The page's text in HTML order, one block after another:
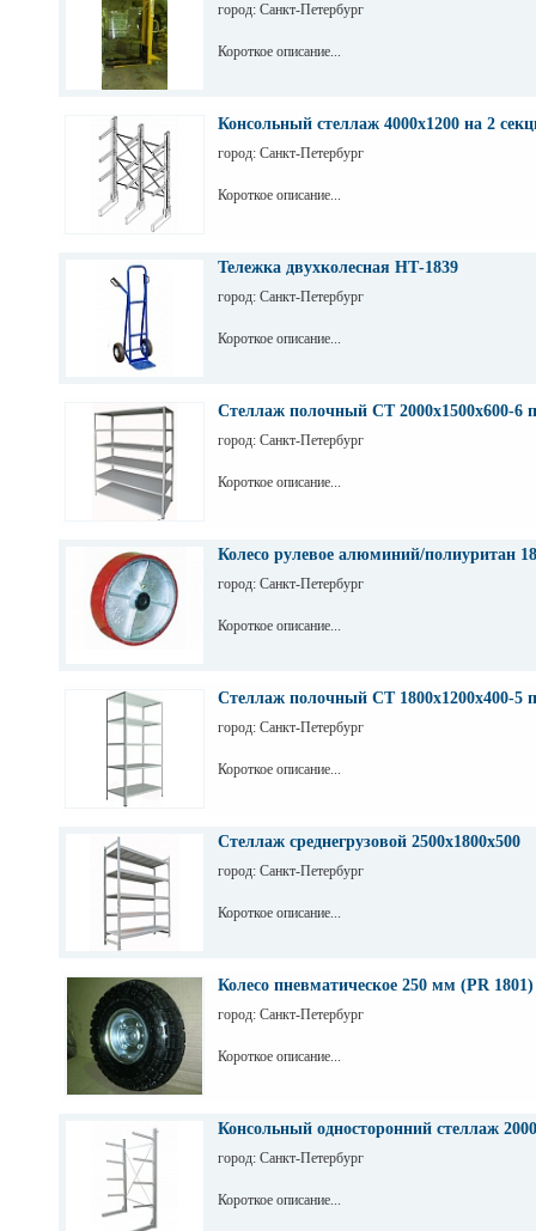
город: Санкт-Петербург
Короткое описание...
Консольный стеллаж 4000х1200 на 2
город: Санкт-Петербург
Короткое описание...
Тележка двухколесная НТ-1839
город: Санкт-Петербург
Короткое описание...
Стеллаж полочный СТ 2000х1500х600-6
город: Санкт-Петербург
Короткое описание...
Колесо рулевое алюминий/полиуритан
город: Санкт-Петербург
Короткое описание...
Стеллаж полочный СТ 1800х1200х400-5
город: Санкт-Петербург
Короткое описание...
Стеллаж среднегрузовой 2500х1800х500
город: Санкт-Петербург
Короткое описание...
Колесо пневматическое 250 мм (PR 1801)
город: Санкт-Петербург
Короткое описание...
Консольный односторонний стеллаж
город: Санкт-Петербург
Короткое описание...